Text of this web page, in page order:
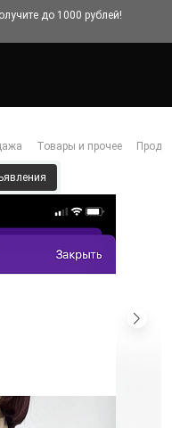
до 1000 рублей!
Товары и прочее